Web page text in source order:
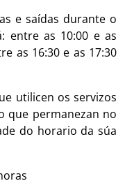
e saídas durante o
entre as 10:00 e as
as 16:30 e as 17:30
utilicen os servizos
que permanezan no
do horario da súa